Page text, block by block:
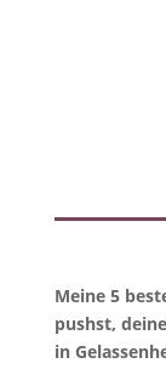
Meine 5
pushst,
in